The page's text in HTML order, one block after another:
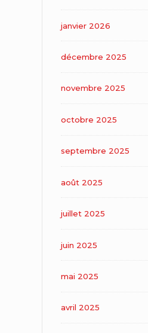
janvier 2026
décembre 2025
novembre 2025
octobre 2025
septembre 2025
août 2025
juillet 2025
juin 2025
mai 2025
avril 2025